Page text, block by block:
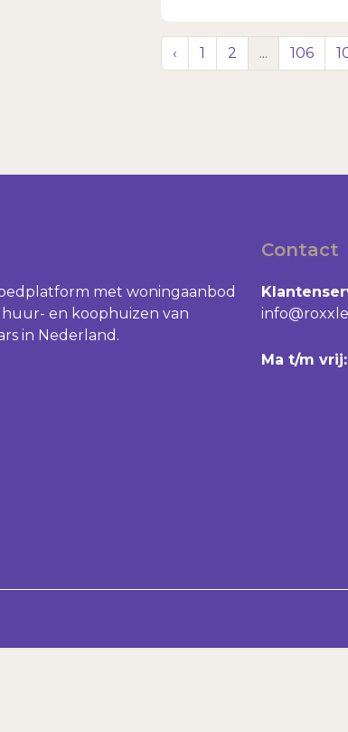
‹ 1 2 ... 106
met woningaanbod
en koophuizen van
in Nederland.
Contact
Ma t/m vrij: